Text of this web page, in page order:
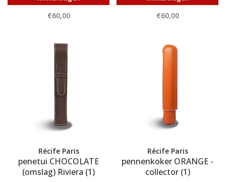
€60,00 €60,00
Récife Paris
penetui CHOCOLATE
(omslag) Riviera (1)
Récife Paris
pennenkoker ORANGE -
collector (1)